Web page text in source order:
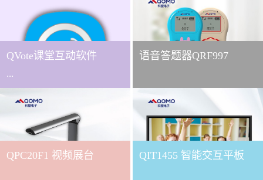
QVote课堂互动软件
...
下载QVote授课软件课堂互
动的质量直接影响教学效
果与学生参与度。作为
语音答题器QRF997
QPC20F1 视频展台 QIT1455 智能交互平板